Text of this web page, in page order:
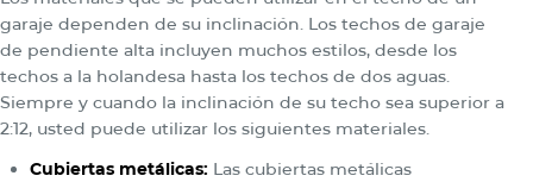
garaje dependen de su inclinación. Los techos de garaje
de pendiente alta incluyen muchos estilos, desde los
techos a la holandesa hasta los techos de dos aguas.
Siempre y cuando la inclinación de su techo sea superior a
2:12, usted puede utilizar los siguientes materiales.
Cubiertas metálicas: Las cubiertas metálicas